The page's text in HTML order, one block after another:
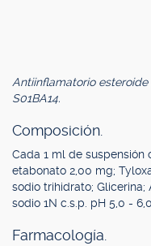
Antiinflamatorio
S01BA14.
Composición.
Cada 1 ml de
etabonato 2,00 mg;
sodio trihidrato;
sodio 1N c.s.p. pH 5,0 -
Farmacología.